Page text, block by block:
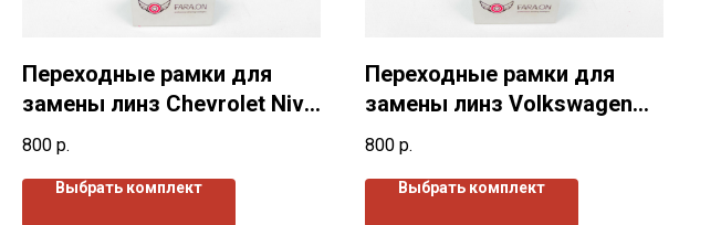
Переходные рамки для
замены линз Chevrolet Niva
I (2002-2020)г.в.
800 р.
Выбрать комплект
Переходные рамки для
замены линз Volkswagen
Touareg I (2007-2010)г.в.
800 р.
Выбрать комплект